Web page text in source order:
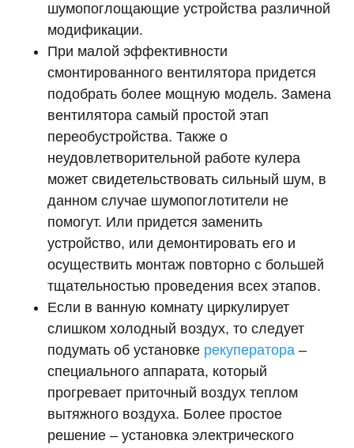
шумопоглощающие устройства различной
модификации.
При малой эффективности
смонтированного вентилятора придется
подобрать более мощную модель. Замена
вентилятора самый простой этап
переобустройства. Также о
неудовлетворительной работе кулера
может свидетельствовать сильный шум, в
данном случае шумопоглотители не
помогут. Или придется заменить
устройство, или демонтировать его и
осуществить монтаж повторно с большей
тщательностью проведения всех этапов.
Если в ванную комнату циркулирует
слишком холодный воздух, то следует
подумать об установке рекуператора –
специального аппарата, который
прогревает приточный воздух теплом
вытяжного воздуха. Более простое
решение – установка электрического